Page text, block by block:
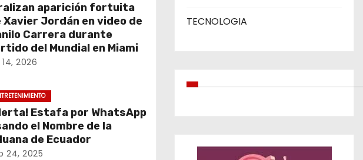
aparición fortuita
Xavier Jordán en video de
Carrera durante
del Mundial en Miami
2026
Estafa por WhatsApp
el Nombre de la
de Ecuador
24, 2025
TECNOLOGIA